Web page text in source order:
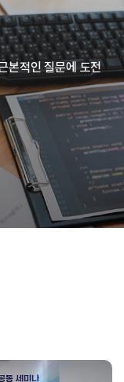
본적인 질문에 도전